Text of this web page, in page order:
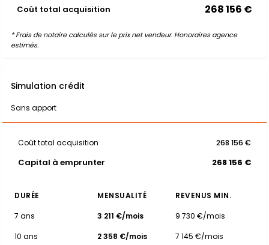
Coût total acquisition 268 156 €
* Frais de notaire calculés sur le prix net vendeur. Honoraires agence
estimés.
Simulation crédit
Sans apport
Coût total acquisition 268 156 €
Capital à emprunter 268 156 €
DURÉE MENSUALITÉ
REVENUS MIN.
7 ans
3 211 €/mois
9 730 €/mois
10 ans
2 358 €/mois
7 145 €/mois